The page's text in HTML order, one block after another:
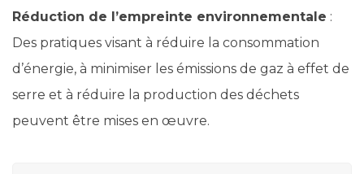
Réduction de l’empreinte environnementale :
Des pratiques visant à réduire la consommation
d’énergie, à minimiser les émissions de gaz à effet de
serre et à réduire la production des déchets
peuvent être mises en œuvre.